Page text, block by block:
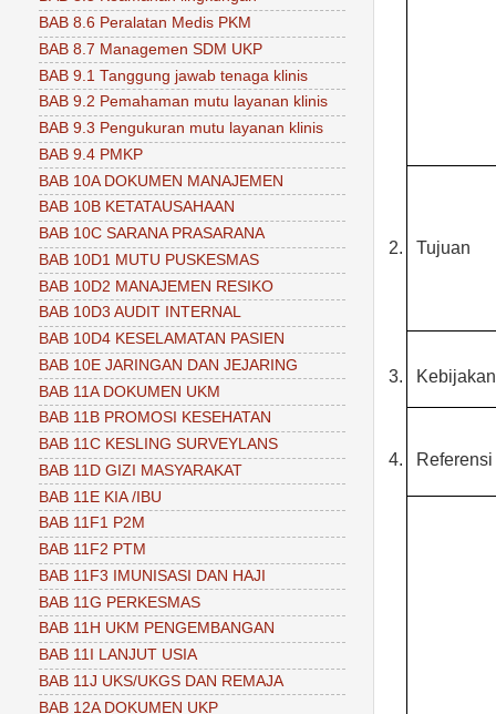
2. Tujuan
3. Kebijakan
4. Referensi
BAB 8.6 Peralatan Medis PKM
BAB 8.7 Managemen SDM UKP
BAB 9.1 Tanggung jawab tenaga klinis
BAB 9.2 Pemahaman mutu layanan klinis
BAB 9.3 Pengukuran mutu layanan klinis
BAB 9.4 PMKP
BAB 10A DOKUMEN MANAJEMEN
BAB 10B KETATAUSAHAAN
BAB 10C SARANA PRASARANA
BAB 10D1 MUTU PUSKESMAS
BAB 10D2 MANAJEMEN RESIKO
BAB 10D3 AUDIT INTERNAL
BAB 10D4 KESELAMATAN PASIEN
BAB 10E JARINGAN DAN JEJARING
BAB 11A DOKUMEN UKM
BAB 11B PROMOSI KESEHATAN
BAB 11C KESLING SURVEYLANS
BAB 11D GIZI MASYARAKAT
BAB 11E KIA /IBU
BAB 11F1 P2M
BAB 11F2 PTM
BAB 11F3 IMUNISASI DAN HAJI
BAB 11G PERKESMAS
BAB 11H UKM PENGEMBANGAN
BAB 11I LANJUT USIA
BAB 11J UKS/UKGS DAN REMAJA
BAB 12A DOKUMEN UKP